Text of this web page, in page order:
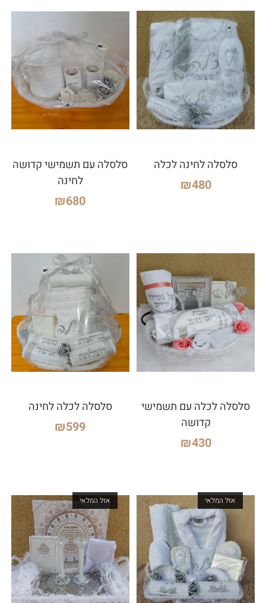
סלסלה לחינה לכלה
₪480
סלסלה עם תשמישי קדושה
לחינה
₪680
סלסלה לכלה עם תשמישי
קדושה
₪430
סלסלה לכלה לחינה
₪599
אזל המלאי אזל המלאי